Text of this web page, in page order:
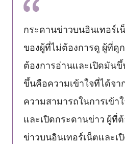
กระดานข่าวบนอินเทอร์เ
ของผู้ที่ไม่ต้องการดู ผู้ที่ดู
ต้องการอ่านและเปิดมัน
ขึ้นคือความเข้าใจที่ได้จ
ความสามารถในการเข้า
และเปิดกระดานข่าว ผู้ที่
ข่าวบนอินเทอร์เน็ตและเ